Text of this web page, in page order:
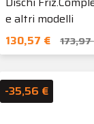
e altri modelli
130,57 €
-35,56 €